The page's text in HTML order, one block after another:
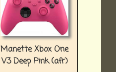
Manette Xbox One
V3 Deep Pink (afr)